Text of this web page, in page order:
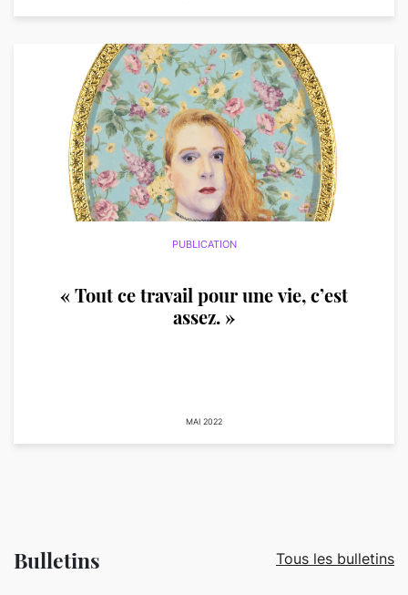
PUBLICATION
« Tout ce travail pour une vie, c’est
assez. »
MAI 2022
Bulletins Tous les bulletins